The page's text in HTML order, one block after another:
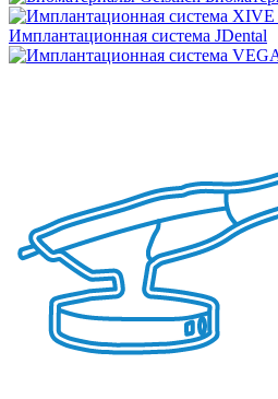
Имплантационная система JDental